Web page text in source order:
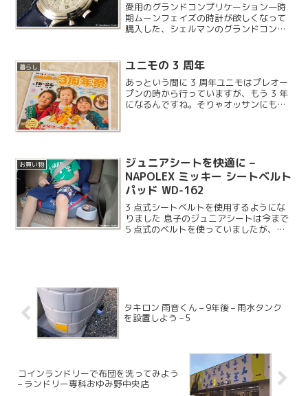
愛用のグランドコンプリケーション一時
期ムーンフェイズの時計が欲しくなって
購入した、シェルマンのグランドコンプ
つの間にか電池が切れていたので交換す
ることにしました。
暮らし ユニモの 3 周年
あっという間に 3 周年ユニモはプレオー
プンの時から行っていますが、もう 3 年
になるんですね。そりゃオッサンにもな
お買い物
ジュニアシートを快適に –
NAPOLEX ミッキー シートベルト
パッド WD-162
3 点式シートベルトを使用するようにな
りました 息子のジュニアシートは今まで
5 点式のベルトを使っていましたが、サ
タキロン 雨音くん – 9年後 – 雨水タンク
を設置しよう – 5
コインランドリーで布団を洗ってみよう
– ランドリー専科おゆみ野中央店